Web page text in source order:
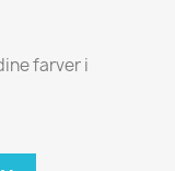
farver i